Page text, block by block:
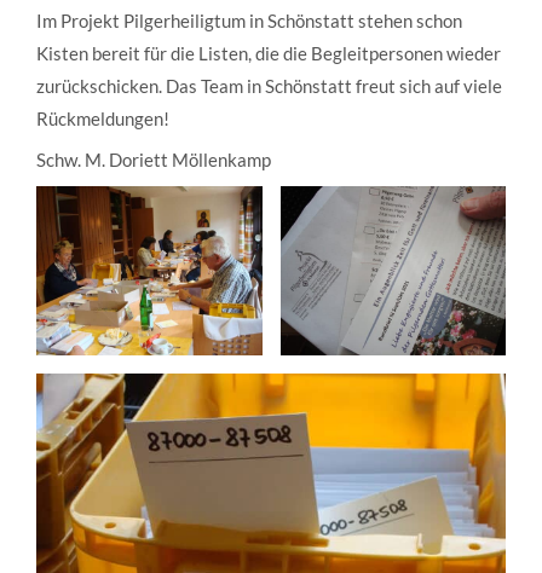
Im Projekt Pilgerheiligtum in Schönstatt stehen schon
Kisten bereit für die Listen, die die Begleitpersonen wieder
zurückschicken. Das Team in Schönstatt freut sich auf viele
Rückmeldungen!
Schw. M. Doriett Möllenkamp